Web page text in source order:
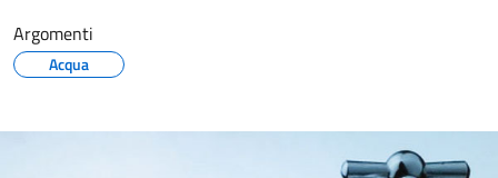
Argomenti
Acqua